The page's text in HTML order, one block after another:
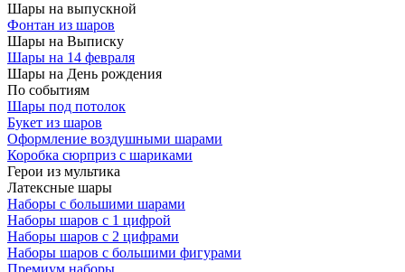
Шары на выпускной
Фонтан из шаров
Шары на Выписку
Шары на 14 февраля
Шары на День рождения
По событиям
Шары под потолок
Букет из шаров
Оформление воздушными шарами
Коробка сюрприз с шариками
Герои из мультика
Латексные шары
Наборы с большими шарами
Наборы шаров с 1 цифрой
Наборы шаров с 2 цифрами
Наборы шаров с большими фигурами
Премиум наборы